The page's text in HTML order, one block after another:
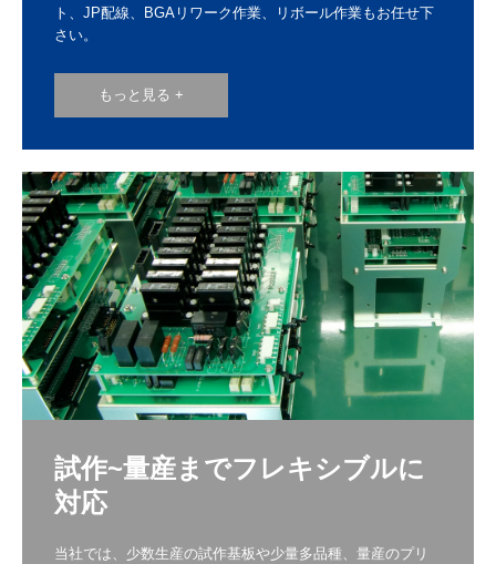
ト、JP配線、BGAリワーク作業、リボール作業もお任せ下
さい。
もっと見る +
試作~量産までフレキシブルに
対応
当社では、少数生産の試作基板や少量多品種、量産のプリ